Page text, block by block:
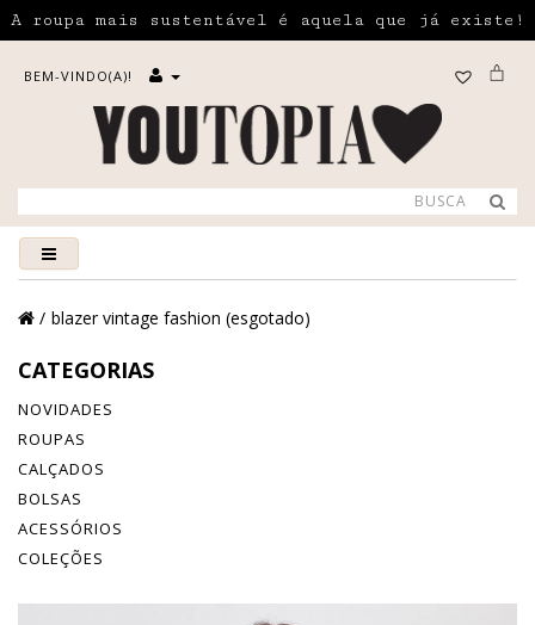
A roupa mais sustentável é aquela que já existe!
BEM-VINDO(A)!
blazer vintage fashion (esgotado)
CATEGORIAS
NOVIDADES
ROUPAS
CALÇADOS
BOLSAS
ACESSÓRIOS
COLEÇÕES